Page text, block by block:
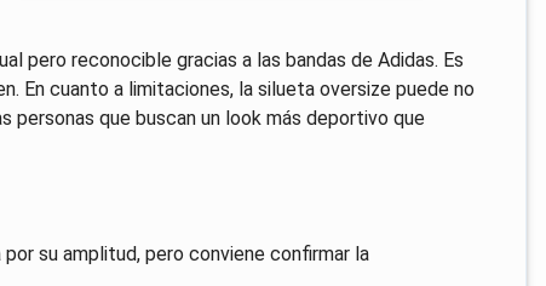
pero reconocible gracias a las bandas de Adidas. Es
En cuanto a limitaciones, la silueta oversize puede no
personas que buscan un look más deportivo que
su amplitud, pero conviene confirmar la